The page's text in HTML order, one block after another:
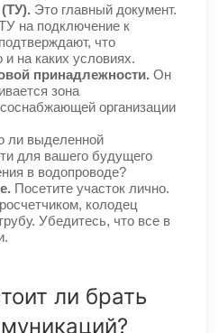
Это главный документ.
на подключение к
что
на каких условиях.
принадлежности. Он
зона
организации
ли выделенной
для вашего будущего
в водопроводе?
Посетите участок лично.
колодец
Убедитесь, что все в
ли брать